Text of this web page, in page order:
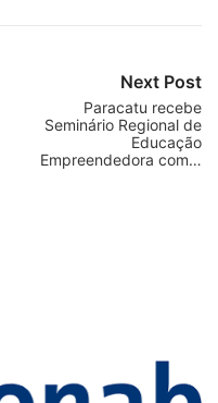
Next Post
Paracatu recebe
Seminário Regional de
Educação
Empreendedora com…